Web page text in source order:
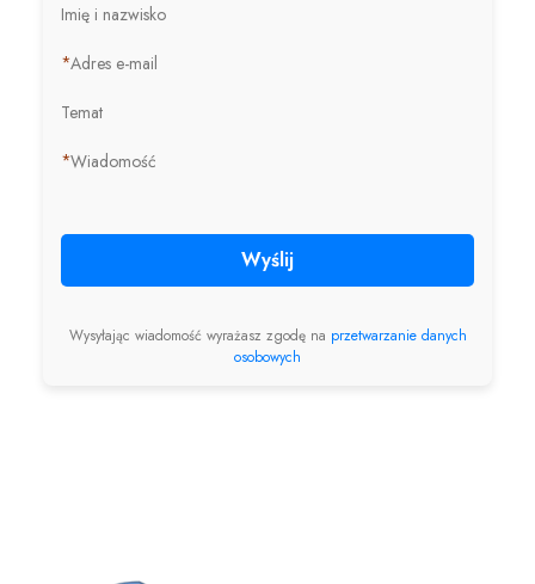
Imię i nazwisko
*Adres e-mail
Temat
*Wiadomość
Wyślij
Wysyłając wiadomość wyrażasz zgodę na przetwarzanie danych
osobowych